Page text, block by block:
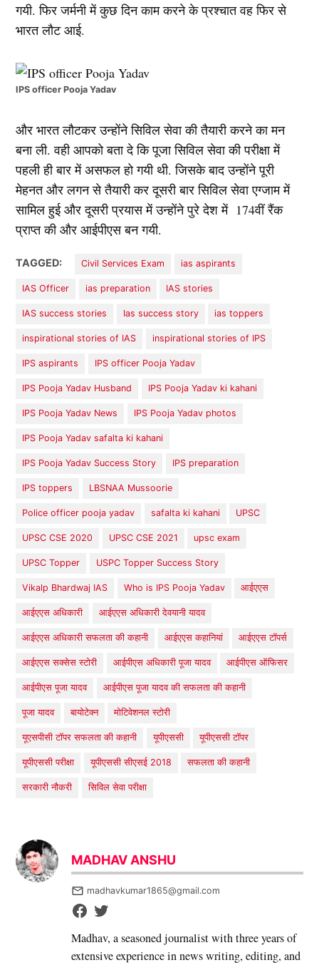
गयी. फिर जर्मनी में कुछ दिन काम करने के प्रश्चात वह फिर से
भारत लौट आई.
IPS officer Pooja Yadav
और भारत लौटकर उन्होंने सिविल सेवा की तैयारी करने का मन
बना ली. वही आपको बता दे कि पूजा सिविल सेवा की परीक्षा में
पहली ही बार में असफल हो गयी थी. जिसके बाद उन्होंने पूरी
मेहनत और लगन से तैयारी कर दूसरी बार सिविल सेवा एग्जाम में
सामिल हुई और दूसरी प्रयास में उन्होंने पुरे देश में 174वीं रैंक
प्राप्त की और आईपीएस बन गयी.
TAGGED: Civil Services Exam ias aspirants
IAS Officer ias preparation IAS stories
IAS success stories Ias success story ias toppers
inspirational stories of IAS inspirational stories of IPS
IPS aspirants IPS officer Pooja Yadav
IPS Pooja Yadav Husband IPS Pooja Yadav ki kahani
IPS Pooja Yadav News IPS Pooja Yadav photos
IPS Pooja Yadav safalta ki kahani
IPS Pooja Yadav Success Story IPS preparation
IPS toppers LBSNAA Mussoorie
Police officer pooja yadav safalta ki kahani UPSC
UPSC CSE 2020 UPSC CSE 2021 upsc exam
UPSC Topper USPC Topper Success Story
Vikalp Bhardwaj IAS Who is IPS Pooja Yadav आईएएस
आईएएस अधिकारी आईएएस अधिकारी देवयानी यादव
आईएएस अधिकारी सफलता की कहानी आईएएस कहानियां आईएएस टॉपर्स
आईएएस सक्सेस स्टोरी आईपीएस अधिकारी पूजा यादव आईपीएस ऑफिसर
आईपीएस पूजा यादव आईपीएस पूजा यादव की सफलता की कहानी
पूजा यादव बायोटेक्न मोटिवेशनल स्टोरी
यूएसपीसी टॉपर सफलता की कहानी यूपीएससी यूपीएससी टॉपर
यूपीएससी परीक्षा यूपीएससी सीएसई 2018 सफलता की कहानी
सरकारी नौकरी सिविल सेवा परीक्षा
MADHAV ANSHU
madhavkumar1865@gmail.com
Madhav, a seasoned journalist with three years of
extensive experience in news writing, editing, and